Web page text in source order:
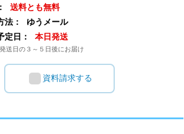
送料とも無料
法：
ゆうメール
定日：
本日発送
送日の３～５日後にお届け
資料請求する